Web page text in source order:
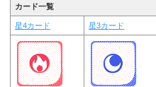
カード一覧
星4カード 星3カード